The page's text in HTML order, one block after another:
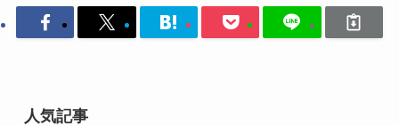
人気記事